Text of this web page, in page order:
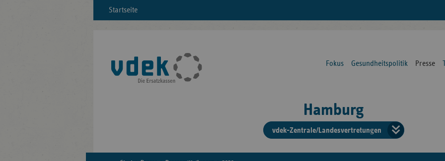
Startseite
Fokus Gesundheitspolitik Presse
Hamburg
vdek-Zentrale/Landesvertretungen
der